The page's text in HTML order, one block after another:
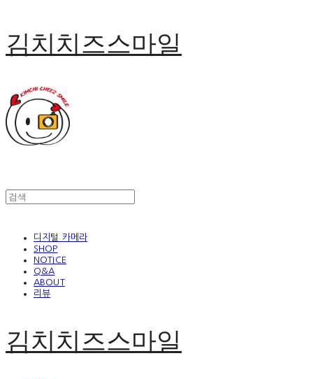
김치치즈스마일
디지털 카메라
SHOP
NOTICE
Q&A
ABOUT
리뷰
김치치즈스마일